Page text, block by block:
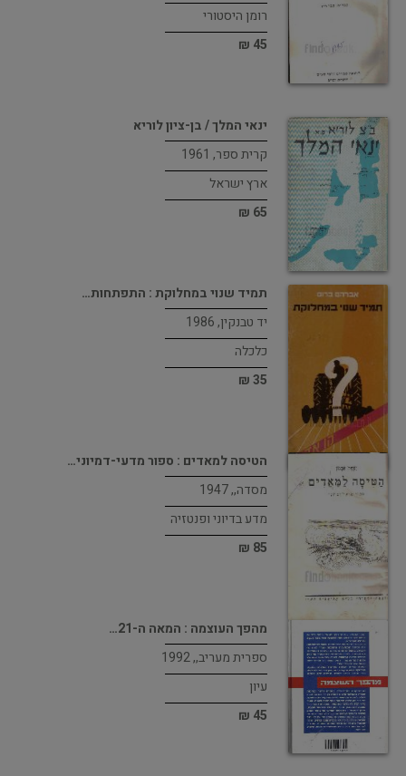
רומן היסטורי
45 ₪
ינאי המלך / בן-ציון לוריא
קרית ספר, 1961
ארץ ישראל
65 ₪
תמיד שנוי במחלוקת : התפתחות…
יד טבנקין, 1986
כלכלה
35 ₪
הטיסה למאדים : ספור מדעי-דמיוני…
מסדה,, 1947
מדע בדיוני ופנטזיה
85 ₪
מהפך העוצמה : המאה ה-21…
ספרית מעריב,, 1992
עיון
45 ₪